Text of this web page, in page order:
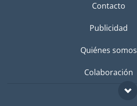
Contacto
Publicidad
Quiénes somos
Colaboración